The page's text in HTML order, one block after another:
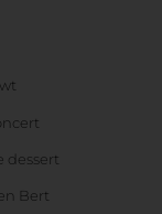
dessert
Bert